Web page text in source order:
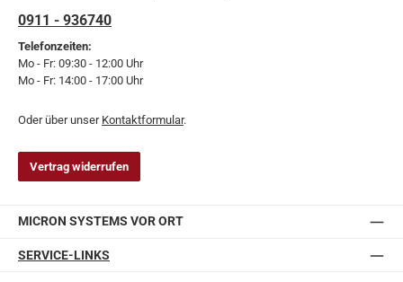
0911 - 936740
Telefonzeiten:
Mo - Fr: 09:30 - 12:00 Uhr
Mo - Fr: 14:00 - 17:00 Uhr
Oder über unser Kontaktformular.
Vertrag widerrufen
MICRON SYSTEMS VOR ORT
SERVICE-LINKS